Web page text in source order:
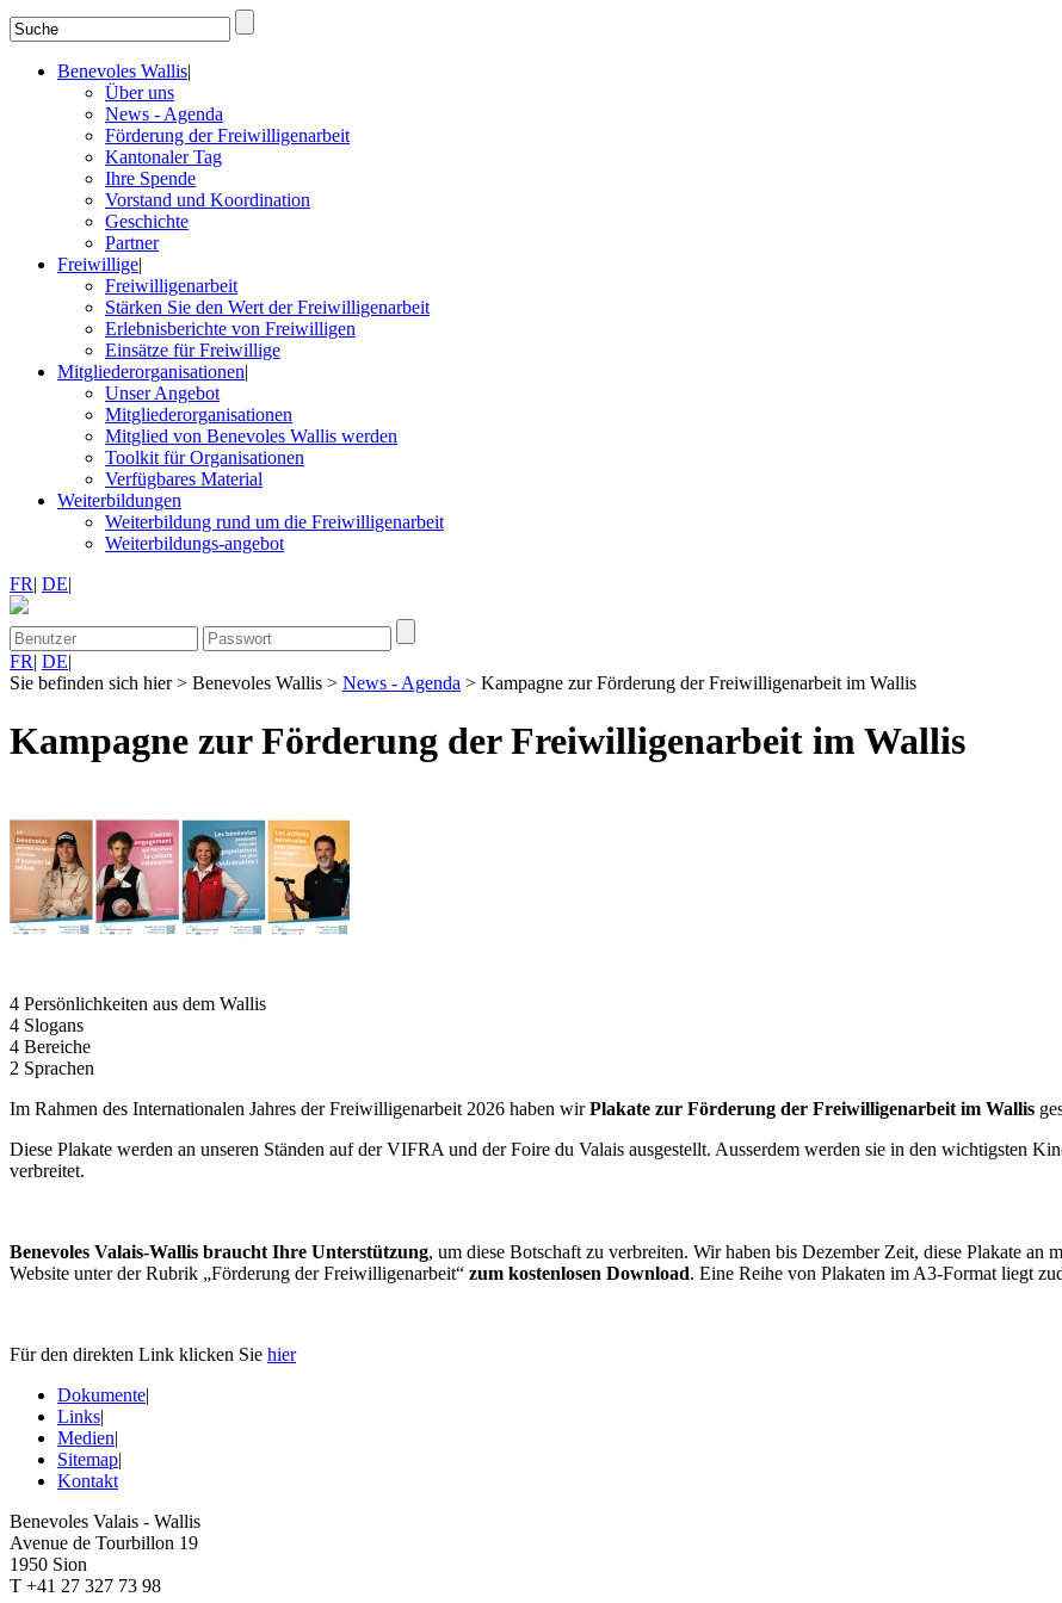
Benevoles Wallis|
Über uns
News - Agenda
Förderung der Freiwilligenarbeit
Kantonaler Tag
Ihre Spende
Vorstand und Koordination
Geschichte
Partner
Freiwillige|
Freiwilligenarbeit
Stärken Sie den Wert der Freiwilligenarbeit
Erlebnisberichte von Freiwilligen
Einsätze für Freiwillige
Mitgliederorganisationen|
Unser Angebot
Mitgliederorganisationen
Mitglied von Benevoles Wallis werden
Toolkit für Organisationen
Verfügbares Material
Weiterbildungen
Weiterbildung rund um die Freiwilligenarbeit
Weiterbildungs-angebot
FR| DE|
FR| DE|
Sie befinden sich hier> Benevoles Wallis > News - Agenda > Kampagne zur Förderung der Freiwilligenarbeit im Wallis
Kampagne zur Förderung der Freiwilligenarbeit im Wallis
4 Persönlichkeiten aus dem Wallis
4 Slogans
4 Bereiche
2 Sprachen
Im Rahmen des Internationalen Jahres der Freiwilligenarbeit 2026 haben wirPlakate zur Förderung der Freiwilligenarbeit im Wallis
Diese Plakate werden an unseren Ständen auf der VIFRA und der Foire du Valais ausgestellt. Ausserdem werden sie in den wichtigsten
verbreitet.
Benevoles Valais-Wallis braucht Ihre Unterstützung, um diese Botschaft zu verbreiten. Wir haben bis Dezember Zeit, diese Plakate an
Website unter der Rubrik „Förderung der Freiwilligenarbeit“ zum kostenlosen Download. Eine Reihe von Plakaten im A3-Format liegt
Für den direkten Link klicken Sie hier
Dokumente|
Links|
Medien|
Sitemap|
Kontakt
Benevoles Valais - Wallis
Avenue de Tourbillon 19
1950 Sion
T +41 27 327 73 98